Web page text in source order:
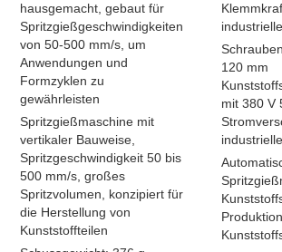
hausgemacht, gebaut für
Spritzgießgeschwindigkeiten
von 50-500 mm/s, um
Anwendungen und
Formzyklen zu
gewährleisten
Spritzgießmaschine mit
vertikaler Bauweise,
Spritzgeschwindigkeit 50 bis
500 mm/s, großes
Spritzvolumen, konzipiert für
die Herstellung von
Kunststoffteilen
120 mm
mit 380 V